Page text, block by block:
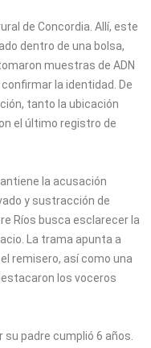
de Concordia. Allí, este
dentro de una bolsa,
muestras de ADN
la identidad. De
tanto la ubicación
el último registro de
la acusación
y sustracción de
Ríos busca esclarecer la
La trama apunta a
remisero, así como una
los voceros
padre cumplió 6 años.